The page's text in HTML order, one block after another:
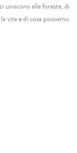
uniscono alle foreste, di
vita e di cosa possiamo